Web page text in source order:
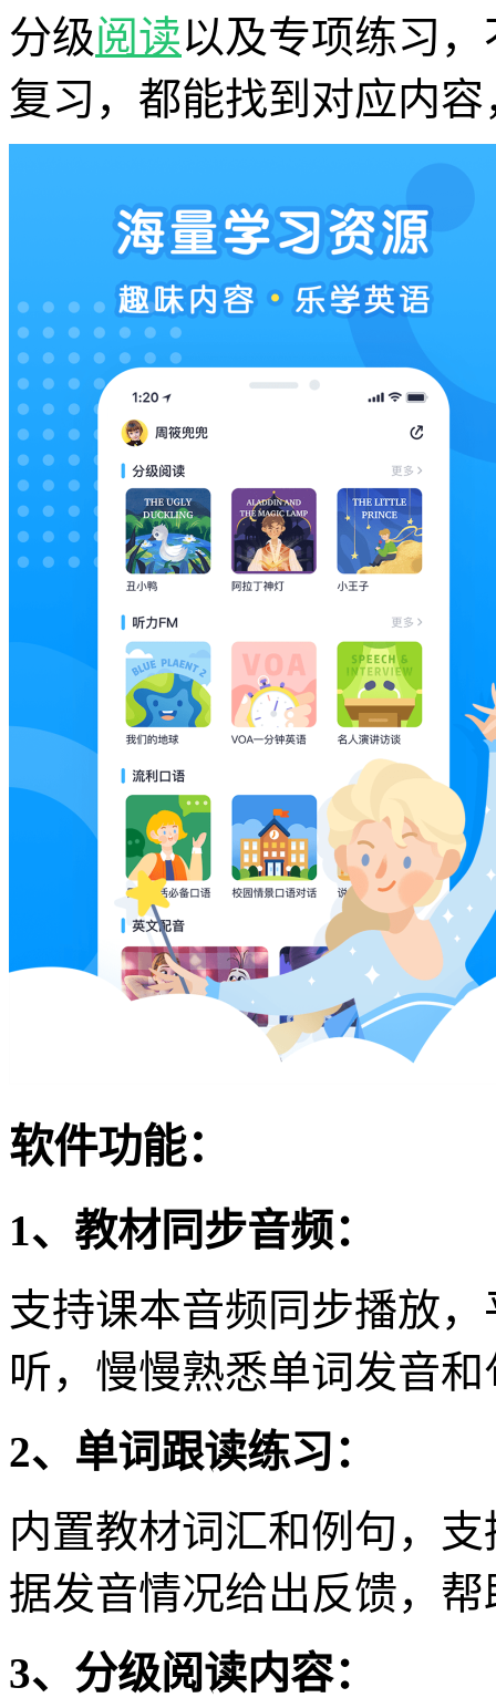
分级阅读以及专项练习
复习，都能找到对应内
软件功能：
1、教材同步音频：
支持课本音频同步播放
听，慢慢熟悉单词发音
2、单词跟读练习：
内置教材词汇和例句，
据发音情况给出反馈，
3、分级阅读内容：